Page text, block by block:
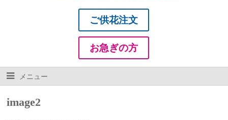
ご供花注文
お急ぎの方
メニュー
image2